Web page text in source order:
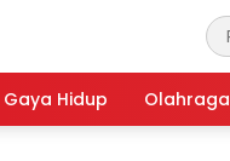
Gaya Hidup Olahraga